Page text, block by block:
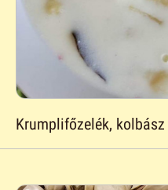
Krumplifőzelék, kolbász